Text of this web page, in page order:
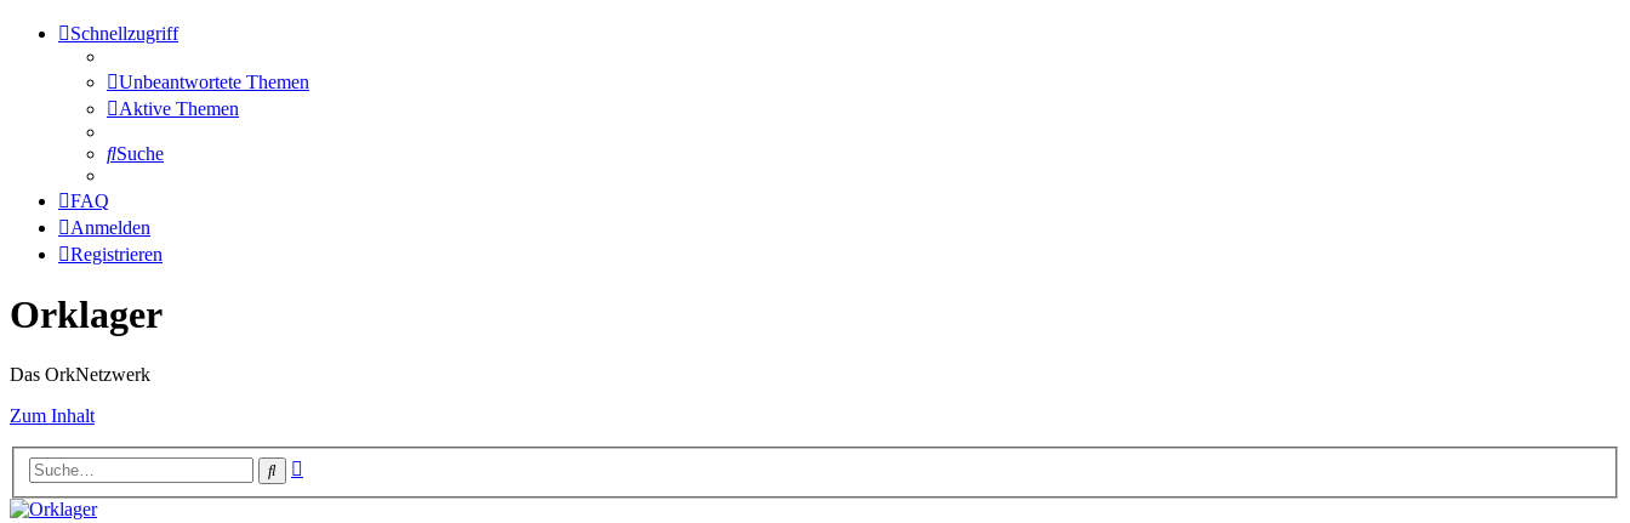
Schnellzugriff
Unbeantwortete Themen
Aktive Themen
Suche
FAQ
Anmelden
Registrieren
Orklager
Das OrkNetzwerk
Zum Inhalt
Suche